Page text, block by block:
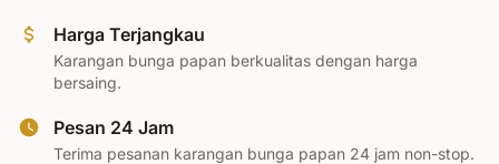
Harga Terjangkau
Karangan bunga papan berkualitas dengan harga
bersaing.
Pesan 24 Jam
Terima pesanan karangan bunga papan 24 jam non-stop.